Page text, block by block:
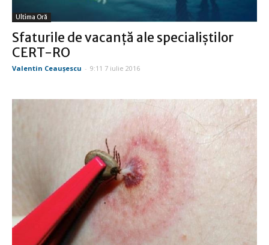
Ultima Oră
Sfaturile de vacanţă ale specialiştilor
CERT-RO
Valentin Ceauşescu - 9:11 7 iulie 2016